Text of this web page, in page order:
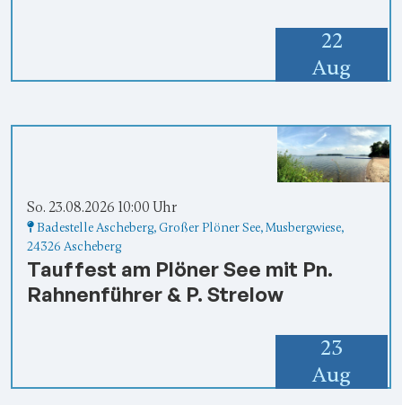
22
Aug
So. 23.08.2026 10:00 Uhr
Badestelle Ascheberg, Großer Plöner See, Musbergwiese,
24326 Ascheberg
Tauffest am Plöner See mit Pn.
Rahnenführer & P. Strelow
23
Aug